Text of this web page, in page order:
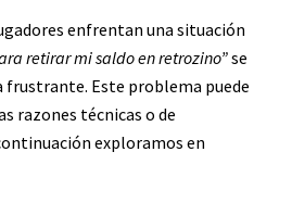
enfrentan una situación
retirar mi saldo en retrozino”se
frustrante. Este problema puede
razones técnicas o de
exploramos en